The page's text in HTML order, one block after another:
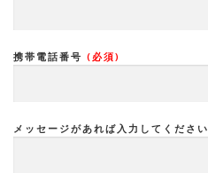
携帯電話番号 (必須)
メッセージがあれば入力してください